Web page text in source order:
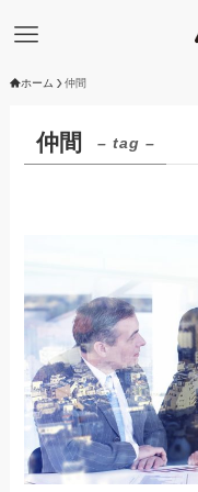
ホーム 仲間
仲間 – tag –